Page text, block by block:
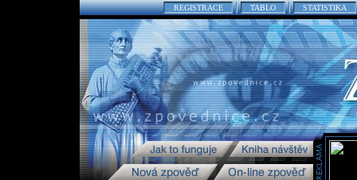
REGISTRACE TABLO STATISTIKA